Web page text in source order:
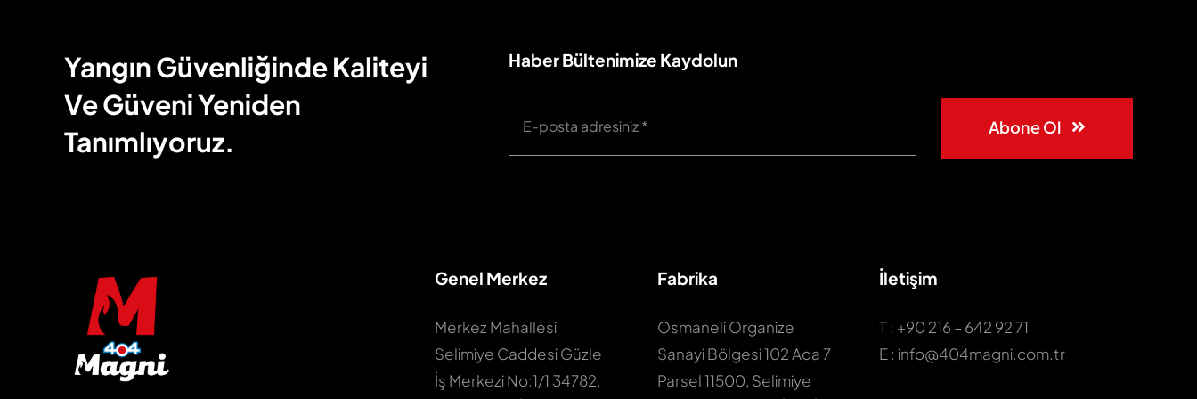
Yangın Güvenliğinde Kaliteyi
Ve Güveni Yeniden
Tanımlıyoruz.
Haber Bültenimize Kaydolun
Abone Ol
Genel Merkez
Merkez Mahallesi
Selimiye Caddesi Güzle
İş Merkezi No:1/1 34782,
Fabrika
Osmaneli Organize
Sanayi Bölgesi 102 Ada 7
Parsel 11500, Selimiye
İletişim
T : +90 216 – 642 92 71
E : info@404magni.com.tr